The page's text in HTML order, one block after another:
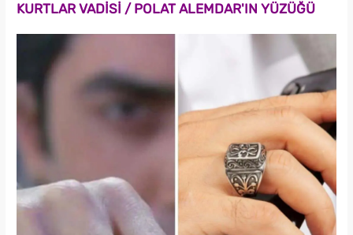
KURTLAR VADİSİ / POLAT ALEMDAR'IN YÜZÜĞÜ